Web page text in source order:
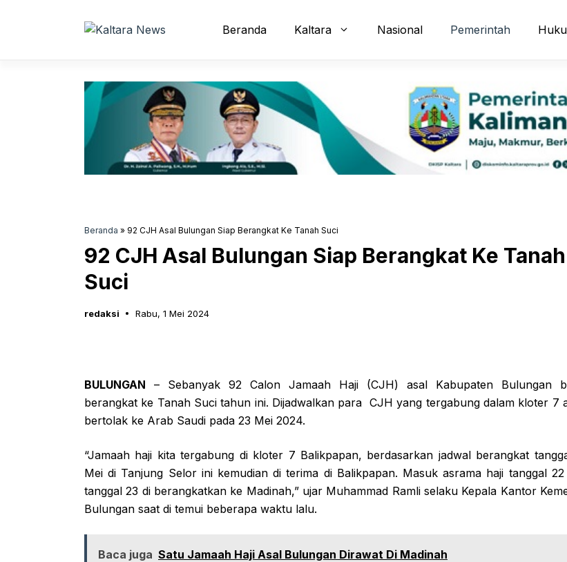
Beranda Kaltara Nasional Pemerintah
Beranda » 92 CJH Asal Bulungan Siap Berangkat Ke Tanah Suci
92 CJH Asal Bulungan Siap Berangkat Ke Tanah
Suci
redaksi Rabu, 1 Mei 2024
BULUNGAN – Sebanyak 92 Calon Jamaah Haji (CJH) asal Kabupaten Bulungan
berangkat ke Tanah Suci tahun ini. Dijadwalkan para CJH yang tergabung dalam kloter 7
bertolak ke Arab Saudi pada 23 Mei 2024.
“Jamaah haji kita tergabung di kloter 7 Balikpapan, berdasarkan jadwal berangkat
Mei di Tanjung Selor ini kemudian di terima di Balikpapan. Masuk asrama haji tanggal
tanggal 23 di berangkatkan ke Madinah,” ujar Muhammad Ramli selaku Kepala Kantor
Bulungan saat di temui beberapa waktu lalu.
Baca juga Satu Jamaah Haji Asal Bulungan Dirawat Di Madinah